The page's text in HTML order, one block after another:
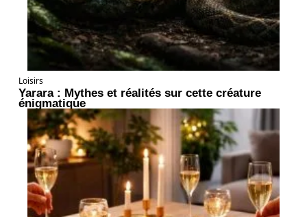
Loisirs
Yarara : Mythes et réalités sur cette créature
énigmatique